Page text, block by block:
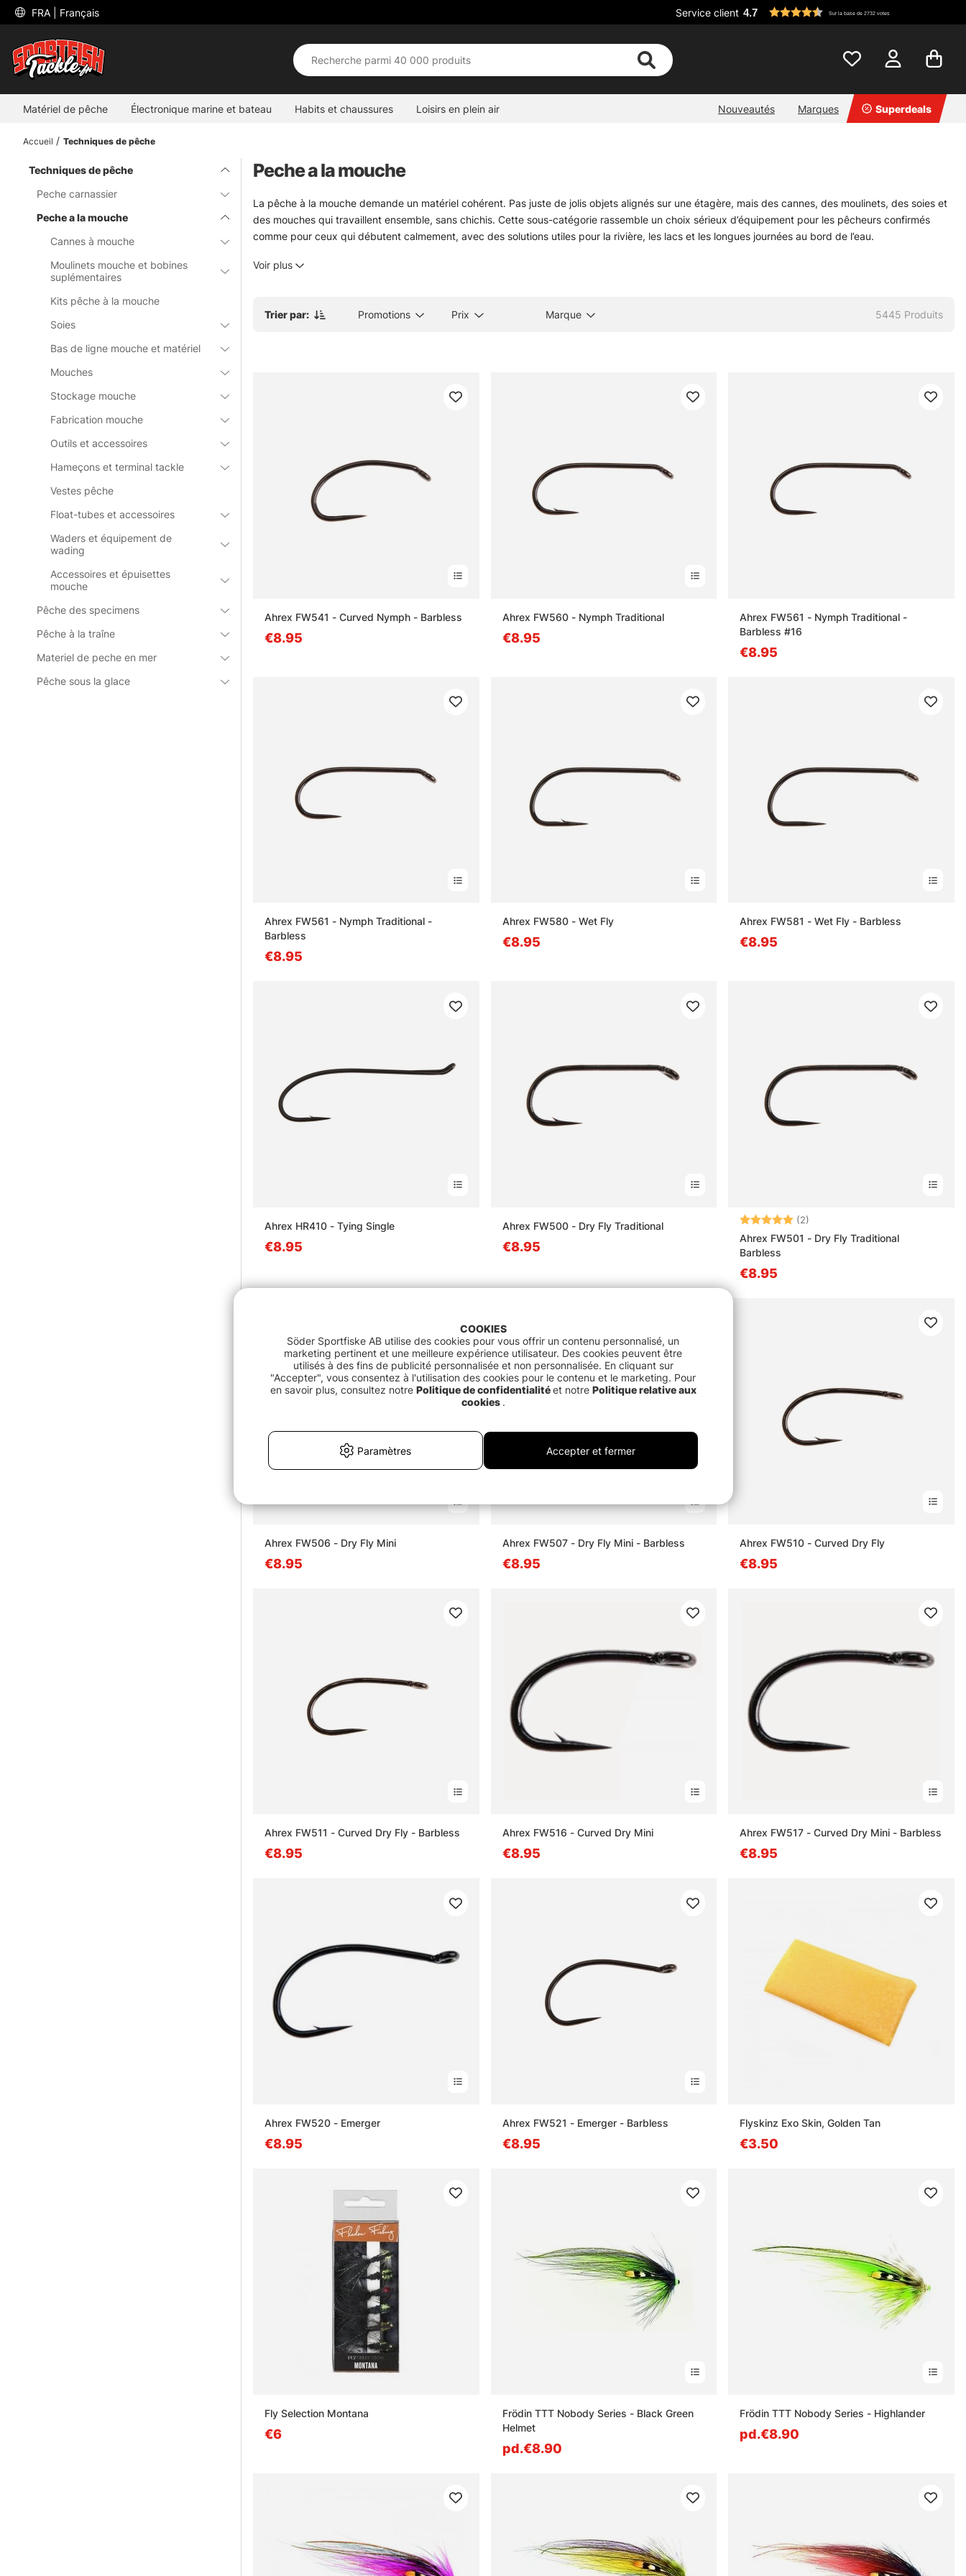
FRA | Français Service client 4.7 Sur la base de 2732 votes
Matériel de pêche Électronique marine et bateau Habits et chaussures Loisirs en plein air Nouveautés Marques Superdeals
Accueil Techniques de pêche
Techniques de pêche
Peche carnassier
Peche a la mouche
Cannes à mouche
Moulinets mouche et bobines
suplémentaires
Kits pêche à la mouche
Soies
Bas de ligne mouche et matériel
Mouches
Stockage mouche
Fabrication mouche
Outils et accessoires
Hameçons et terminal tackle
Vestes pêche
Float-tubes et accessoires
Waders et équipement de
wading
Accessoires et épuisettes
mouche
Pêche des specimens
Pêche à la traîne
Materiel de peche en mer
Pêche sous la glace
Peche a la mouche
La pêche à la mouche demande un matériel cohérent. Pas juste de jolis objets alignés sur une étagère, mais des cannes, des moulinets, des soies et
des mouches qui travaillent ensemble, sans chichis. Cette sous-catégorie rassemble un choix sérieux d’équipement pour les pêcheurs confirmés
comme pour ceux qui débutent calmement, avec des solutions utiles pour la rivière, les lacs et les longues journées au bord de l’eau.
qui font vraiment la différence quand les conditions tournent. Les marques sélectionnées sont reconnues pour leur fiabilité et leur tenue sur le terrain,
adapté change tout. Et parfois, un détail bien choisi évite une matinée un peu bancale. C’est là que cette gamme prend son sens.
Questions fréquentes sur la pêche à la mouche
Qu’est-ce qu’une soie de pêche à la mouche ?
Voir plus
Trier par: Promotions Prix Marque 5445 Produits
Ahrex FW541 - Curved Nymph - Barbless
€8.95
Ahrex FW560 - Nymph Traditional
€8.95
Ahrex FW561 - Nymph Traditional -
Barbless #16
€8.95
Ahrex FW561 - Nymph Traditional -
Barbless
€8.95
Ahrex FW580 - Wet Fly
€8.95
Ahrex FW581 - Wet Fly - Barbless
€8.95
Ahrex HR410 - Tying Single
€8.95
Ahrex FW500 - Dry Fly Traditional
€8.95
Note: (2)
Ahrex FW501 - Dry Fly Traditional
Barbless
€8.95
Ahrex FW506 - Dry Fly Mini
€8.95
Ahrex FW507 - Dry Fly Mini - Barbless
€8.95
Ahrex FW510 - Curved Dry Fly
€8.95
Ahrex FW511 - Curved Dry Fly - Barbless
€8.95
Ahrex FW516 - Curved Dry Mini
€8.95
Ahrex FW517 - Curved Dry Mini - Barbless
€8.95
Ahrex FW520 - Emerger
€8.95
Ahrex FW521 - Emerger - Barbless
€8.95
Flyskinz Exo Skin, Golden Tan
€3.50
Fly Selection Montana
€6
Frödin TTT Nobody Series - Black Green
Helmet
pd.€8.90
Frödin TTT Nobody Series - Highlander
pd.€8.90
COOKIES
Söder Sportfiske AB utilise des cookies pour vous offrir un contenu personnalisé, un
marketing pertinent et une meilleure expérience utilisateur. Des cookies peuvent être
utilisés à des fins de publicité personnalisée et non personnalisée. En cliquant sur
"Accepter", vous consentez à l'utilisation des cookies pour le contenu et le marketing. Pour
en savoir plus, consultez notre Politique de confidentialitéet notre Politique relative aux
cookies .
Paramètres Accepter et fermer